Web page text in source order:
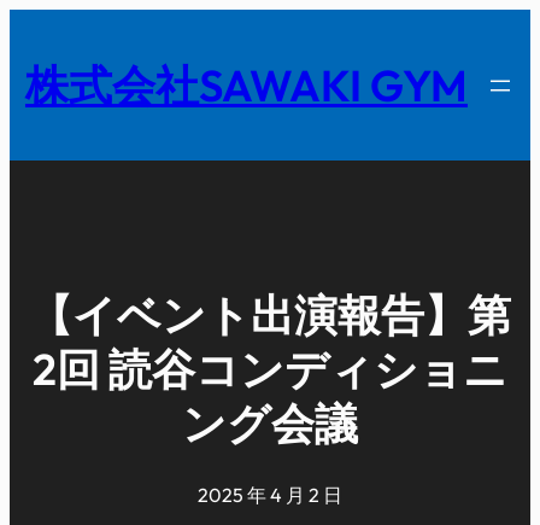
を
キ
株式会社SAWAKI GYM
【イベント出演報告】第
2回 読谷コンディショニ
ング会議
2025 年 4 月 2 日